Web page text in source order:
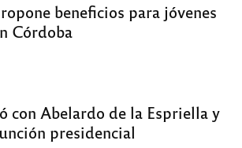
beneficios para jóvenes
Córdoba
con Abelardo de la Espriella y
presidencial